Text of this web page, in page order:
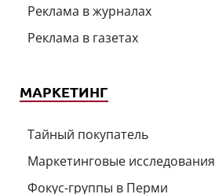
Реклама в журналах
Реклама в газетах
МАРКЕТИНГ
Тайный покупатель
Маркетинговые исследования
Фокус-группы в Перми